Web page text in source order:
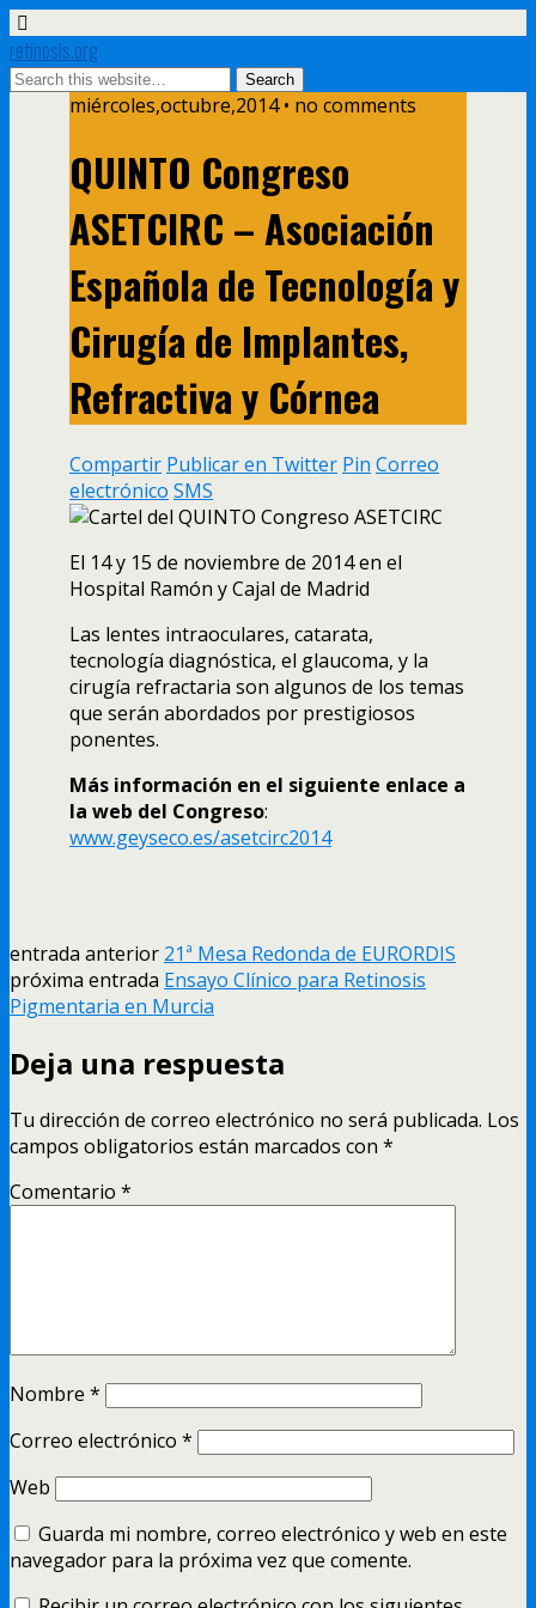
retinosis.org
miércoles,octubre,2014 • no comments
QUINTO Congreso
ASETCIRC – Asociación
Española de Tecnología y
Cirugía de Implantes,
Refractiva y Córnea
Compartir Publicar en Twitter Pin Correo
electrónico SMS
El 14 y 15 de noviembre de 2014 en el
Hospital Ramón y Cajal de Madrid
Las lentes intraoculares, catarata,
tecnología diagnóstica, el glaucoma, y la
cirugía refractaria son algunos de los temas
que serán abordados por prestigiosos
ponentes.
Más información en el siguiente enlace a
la web del Congreso:
www.geyseco.es/asetcirc2014
entrada anterior 21ª Mesa Redonda de EURORDIS
próxima entrada Ensayo Clínico para Retinosis
Pigmentaria en Murcia
Deja una respuesta
Tu dirección de correo electrónico no será publicada. Los
campos obligatorios están marcados con *
Comentario *
Nombre *
Correo electrónico *
Web
Guarda mi nombre, correo electrónico y web en este
navegador para la próxima vez que comente.